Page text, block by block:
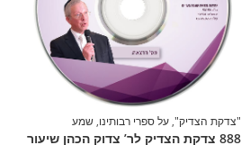
"צדקת הצדיק", על ספרי רבותינו, שמע
888 צדקת הצדיק לר’ צדוק הכהן שיעור